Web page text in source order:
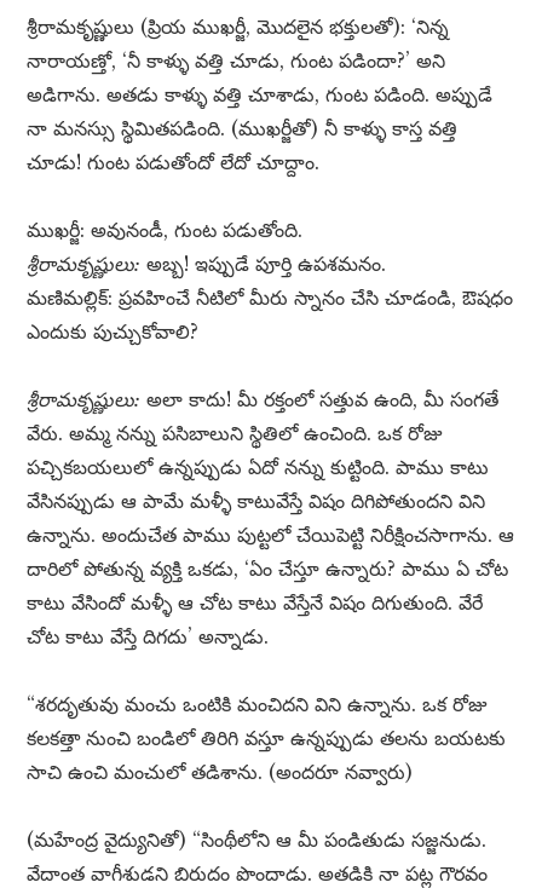
శ్రీరామకృష్ణులు (ప్రియ ముఖర్జీ, మొదలైన భక్తులతో): ‘నిన్న
నారాయణ్తో, ‘నీ కాళ్ళు వత్తి చూడు, గుంట పడిందా?’ అని
అడిగాను. అతడు కాళ్ళు వత్తి చూశాడు, గుంట పడింది. అప్పుడే
నా మనస్సు స్థిమితపడింది. (ముఖర్జీతో) నీ కాళ్ళు కాస్త వత్తి
చూడు! గుంట పడుతోందో లేదో చూద్దాం.
ముఖర్జీ: అవునండీ, గుంట పడుతోంది.
శ్రీరామకృష్ణులు: అబ్బ! ఇప్పుడే పూర్తి ఉపశమనం.
మణిమల్లిక్: ప్రవహించే నీటిలో మీరు స్నానం చేసి చూడండి, ఔషధం
ఎందుకు పుచ్చుకోవాలి?
శ్రీరామకృష్ణులు: అలా కాదు! మీ రక్తంలో సత్తువ ఉంది, మీ సంగతే
వేరు. అమ్మ నన్ను పసిబాలుని స్థితిలో ఉంచింది. ఒక రోజు
పచ్చికబయలులో ఉన్నప్పుడు ఏదో నన్ను కుట్టింది. పాము కాటు
వేసినప్పుడు ఆ పామే మళ్ళీ కాటువేస్తే విషం దిగిపోతుందని విని
ఉన్నాను. అందుచేత పాము పుట్టలో చేయిపెట్టి నిరీక్షించసాగాను. ఆ
దారిలో పోతున్న వ్యక్తి ఒకడు, ‘ఏం చేస్తూ ఉన్నారు? పాము ఏ చోట
కాటు వేసిందో మళ్ళీ ఆ చోట కాటు వేస్తేనే విషం దిగుతుంది. వేరే
చోట కాటు వేస్తే దిగదు’ అన్నాడు.
“శరదృతువు మంచు ఒంటికి మంచిదని విని ఉన్నాను. ఒక రోజు
కలకత్తా నుంచి బండిలో తిరిగి వస్తూ ఉన్నప్పుడు తలను బయటకు
సాచి ఉంచి మంచులో తడిశాను. (అందరూ నవ్వారు)
(మహేంద్ర వైద్యునితో) “సింథీలోని ఆ మీ పండితుడు సజ్జనుడు.
వేదాంత వాగీశుడని బిరుదం పొందాడు. అతడికి నా పట్ల గౌరవం